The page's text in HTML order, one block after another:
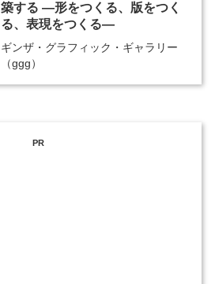
築する ―形をつくる、版をつく
る、表現をつくる―
ギンザ・グラフィック・ギャラリー
（ggg）
PR